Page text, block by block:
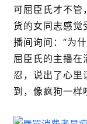
可屈臣氏才不管
货的女同志感觉
播间询问：“为
屈臣氏的主播在
忍，说出了心里
到，像疯狗一样